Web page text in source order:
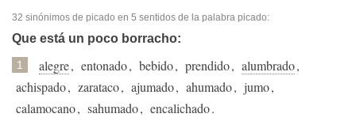
Temas populares
Temas recientes
32 sinónimos de picado en 5 sentidos de la palabra picado:
Que está un poco borracho:
1 alegre, entonado, bebido, prendido, alumbrado,
achispado, zarataco, ajumado, ahumado, jumo,
calamocano, sahumado, encalichado.